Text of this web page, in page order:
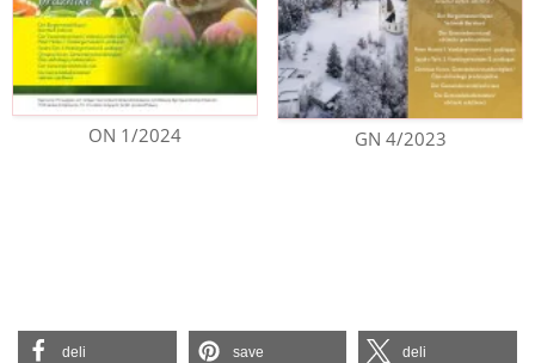
ON 1/2024 GN 4/2023
deli save deli